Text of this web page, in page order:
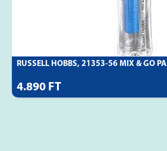
RUSSELL HOBBS, 21353-56 MIX & GO PA
4.890 FT